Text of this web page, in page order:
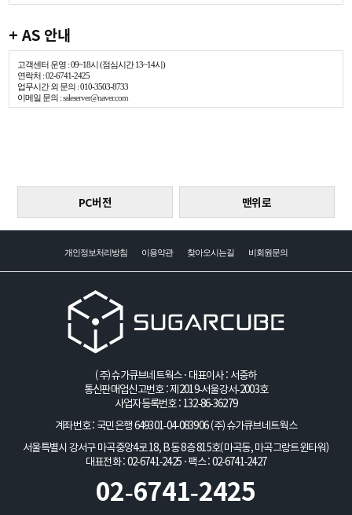
+ AS 안내
고객센터 운영 : 09~18시 (점심시간 13~14시)
연락처 : 02-6741-2425
업무시간 외 문의 : 010-3503-8733
이메일 문의 :saleserver@naver.com
PC버전 맨위로
개인정보처리방침 이용약관 찾아오시는길 비회원문의
(주)슈가큐브네트웍스 · 대표이사 : 서중하
통신판매업신고번호 : 제2019-서울강서-2003호
사업자등록번호 : 132-86-36279
계좌번호 : 국민은행 649301-04-083906 (주)슈가큐브네트웍스
서울특별시 강서구 마곡중앙4로 18, B동 8층 815호(마곡동, 마곡그랑트윈타워)
대표전화 : 02-6741-2425 · 팩스 : 02-6741-2427
02-6741-2425